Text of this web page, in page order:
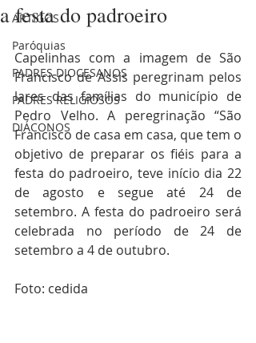
ARTIGOS
Paróquias
PADRES DIOCESANOS
PADRES RELIGIOSOS
DIÁCONOS
a festa do padroeiro
Capelinhas com a imagem de São
Francisco de Assis peregrinam pelos
lares das famílias do município de
Pedro Velho. A peregrinação “São
Francisco de casa em casa, que tem o
objetivo de preparar os fiéis para a
festa do padroeiro, teve início dia 22
de agosto e segue até 24 de
setembro. A festa do padroeiro será
celebrada no período de 24 de
setembro a 4 de outubro.
Foto: cedida